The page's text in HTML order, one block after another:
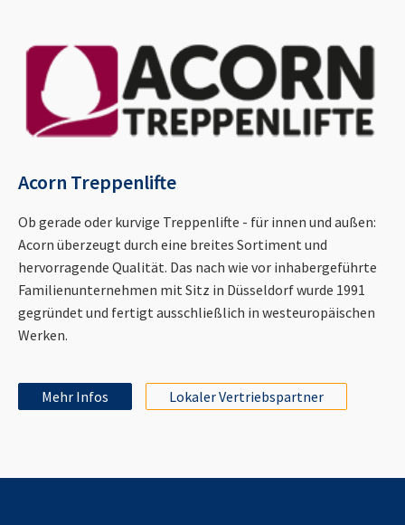
Acorn Treppenlifte
Ob gerade oder kurvige Treppenlifte - für innen und außen:
Acorn überzeugt durch eine breites Sortiment und
hervorragende Qualität. Das nach wie vor inhabergeführte
Familienunternehmen mit Sitz in Düsseldorf wurde 1991
gegründet und fertigt ausschließlich in westeuropäischen
Werken.
Mehr Infos Lokaler Vertriebspartner